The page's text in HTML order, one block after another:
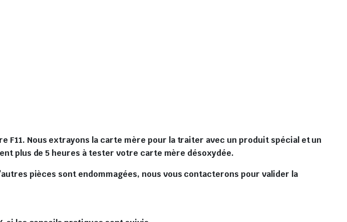
F11. Nous extrayons la carte mère pour la traiter avec un produit spécial et un
plus de 5 heures à tester votre carte mère désoxydée.
pièces sont endommagées, nous vous contacterons pour valider la